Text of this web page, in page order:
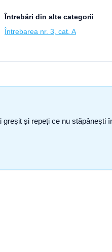
Întrebări din alte categorii
Întrebarea nr. 3, cat. A
și repeți ce nu